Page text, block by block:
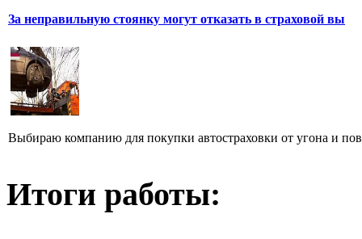
За неправильную стоянку могут отказать в страховой вы
Выбираю компанию для покупки автостраховки от угона и
Итоги работы: